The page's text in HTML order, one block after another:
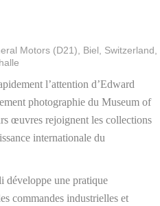
Motors (D21), Biel, Switzerland,
l’attention d’Edward
photographie du Museum of
œuvres rejoignent les collections
internationale du
développe une pratique
commandes industrielles et